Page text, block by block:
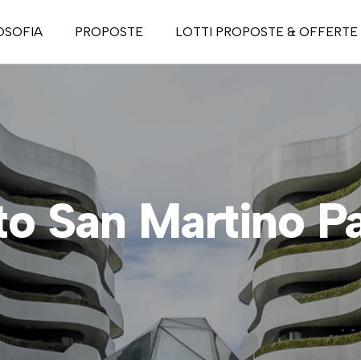
passiva
attiva
Life Style
Life Style
Let
nel verde
PROPOSTE LOTTI PROPOSTE & OFFERTE
San Martino